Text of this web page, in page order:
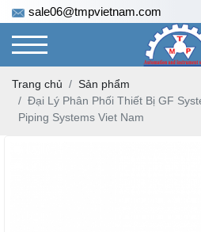
sale06@tmpvietnam.com
Trang chủ
Sản phẩm
Đại Lý Phân Phối Thiết Bị GF
Piping Systems Viet Nam